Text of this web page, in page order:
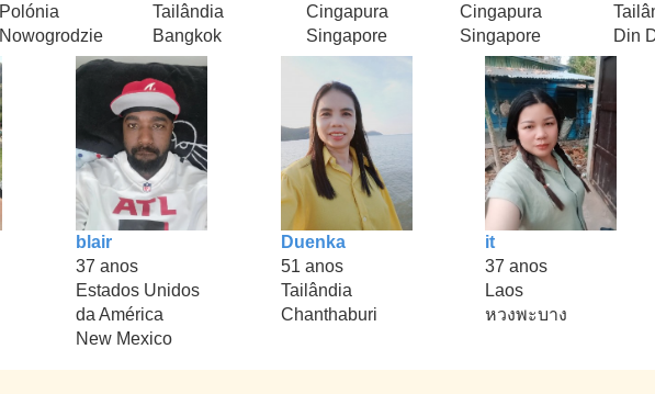
Polónia
Nowogrodzie
Tailândia
Bangkok
Cingapura
Singapore
Cingapura
Singapore
Din
blair
37 anos
Estados Unidos
da América
New Mexico
Duenka
51 anos
Tailândia
Chanthaburi
it
37 anos
Laos
หวงพะบาง